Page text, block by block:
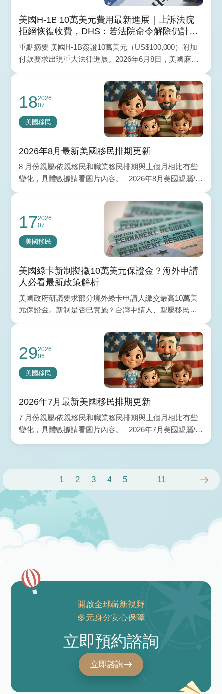
美國H-1B 10萬美元費用最新進展｜上訴法院
拒絕恢復收費，DHS：若法院命令解除仍計畫
收取
重點摘要 美國H-1B簽證10萬美元（US$100,000）附加
付款要求出現重大法律進展。2026年6月8日，美國麻薩
182026
07
美國移民
2026年8月最新美國移民排期更新
8 月份親屬/依親移民和職業移民排期與上個月相比有些
變化，具體數據請看圖片內容。 2026年8月美國親屬/依
172026
07
美國移民
美國綠卡新制擬徵10萬美元保證金？海外申請
人必看最新政策解析
美國政府研議要求部分境外綠卡申請人繳交最高10萬美
元保證金。新制是否已實施？台灣申請人、親屬移民與
292026
06
美國移民
2026年7月最新美國移民排期更新
7 月份親屬/依親移民和職業移民排期與上個月相比有些
變化，具體數據請看圖片內容。 2026年7月美國親屬/依
1 2 3 4 5 11 ›
開啟全球嶄新視野
多元身分安心保障
立即預約諮詢
立即諮詢